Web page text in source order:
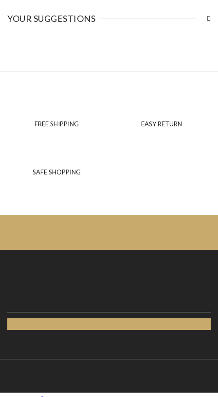
YOUR SUGGESTIONS
FREE SHIPPING EASY RETURN
SAFE SHOPPING